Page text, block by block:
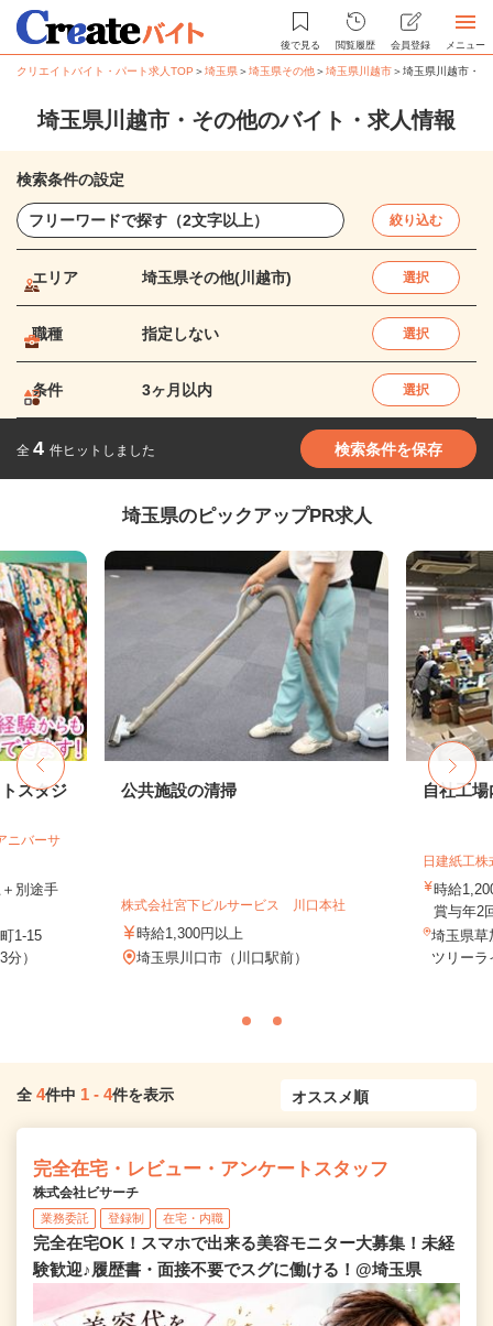
後で見る 閲覧履歴 会員登録 メニュー
クリエイトバイト・パート求人TOP ＞埼玉県＞埼玉県その他＞埼玉県川越市＞埼玉県川越市・
埼玉県川越市・その他のバイト・求人情報
検索条件の設定
絞り込む
エリア 埼玉県その他(川越市) 選択
職種 指定しない 選択
条件 3ヶ月以内 選択
全 4 件ヒットしました 検索条件を保存
埼玉県のピックアップPR求人
スタジ
ニバーサ
別途手
1-15
）
公共施設の清掃
株式会社宮下ビルサービス 川口本社
時給1,300円以上
埼玉県川口市（川口駅前）
自社工
日建紙工株
時給
賞与年2
埼玉県草
ツリー
全 4件中 1 - 4件を表示
完全在宅・レビュー・アンケートスタッフ
株式会社ビサーチ
業務委託 登録制 在宅・内職
完全在宅OK！スマホで出来る美容モニター大募集！未経
験歓迎♪履歴書・面接不要でスグに働ける！@埼玉県